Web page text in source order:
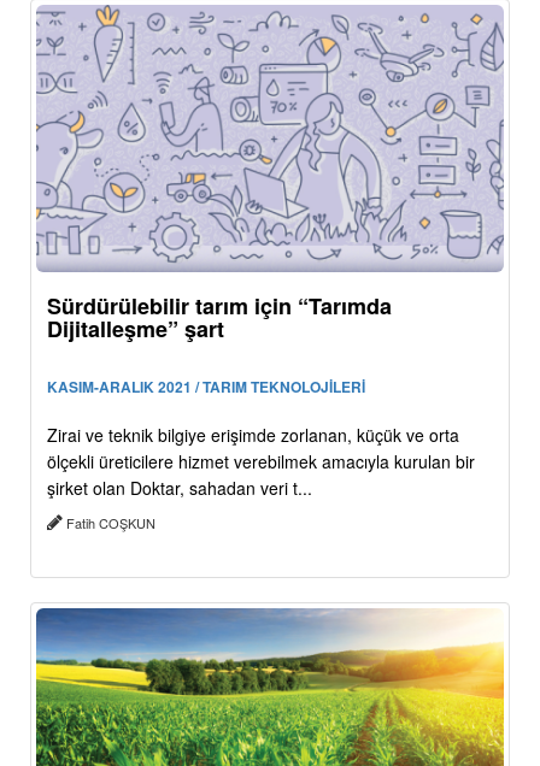
Sürdürülebilir tarım için “Tarımda
Dijitalleşme” şart
KASIM-ARALIK 2021 / TARIM TEKNOLOJİLERİ
Zirai ve teknik bilgiye erişimde zorlanan, küçük ve orta
ölçekli üreticilere hizmet verebilmek amacıyla kurulan bir
şirket olan Doktar, sahadan veri t...
Fatih COŞKUN